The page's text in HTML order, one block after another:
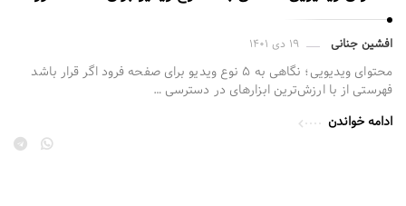
افشین جنانی ۱۹ دی ۱۴۰۱
محتوای ویدیویی؛ نگاهی به ۵ نوع ویدیو برای صفحه فرود اگر قرار باشد
فهرستی از با ارزش‌ترین ابزارهای در دسترسی …
ادامه خواندن